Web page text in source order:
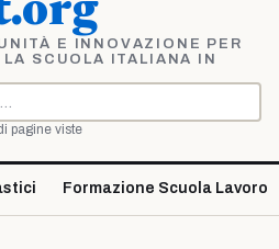
E INNOVAZIONE PER
SCUOLA ITALIANA IN
pagine viste
Formazione Scuola Lavoro